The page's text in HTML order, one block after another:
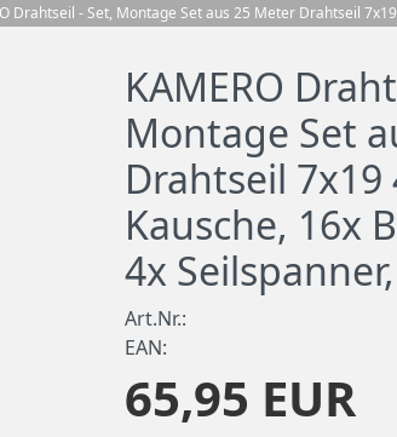
Drahtseil - Set, Montage Set aus 25 Meter Drahtseil
KAMERO
Montage Set
Drahtseil
Kausche, 16x
4x
Art.Nr.:
EAN:
65,95 EUR